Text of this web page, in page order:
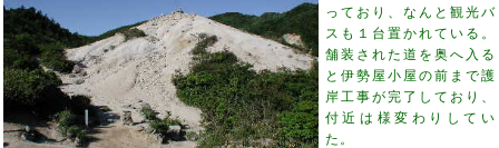
っており、なんと観光バ
スも１台置かれている。
舗装された道を奥へ入る
と伊勢屋小屋の前まで護
岸工事が完了しており、
付近は様変わりしてい
た。